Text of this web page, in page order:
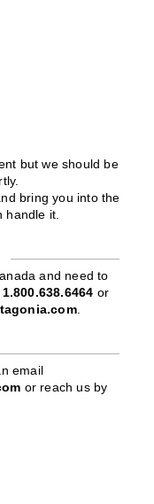
but we should be
bring you into the
handle it.
and need to
1.800.638.6464 or
.
email
or reach us by